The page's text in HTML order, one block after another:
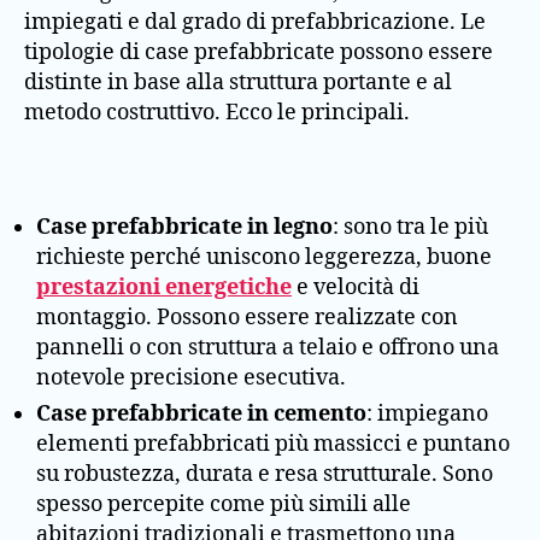
impiegati e dal grado di prefabbricazione. Le
tipologie di case prefabbricate possono essere
distinte in base alla struttura portante e al
metodo costruttivo. Ecco le principali.
Case prefabbricate in legno: sono tra le più
richieste perché uniscono leggerezza, buone
prestazioni energetiche e velocità di
montaggio. Possono essere realizzate con
pannelli o con struttura a telaio e offrono una
notevole precisione esecutiva.
Case prefabbricate in cemento: impiegano
elementi prefabbricati più massicci e puntano
su robustezza, durata e resa strutturale. Sono
spesso percepite come più simili alle